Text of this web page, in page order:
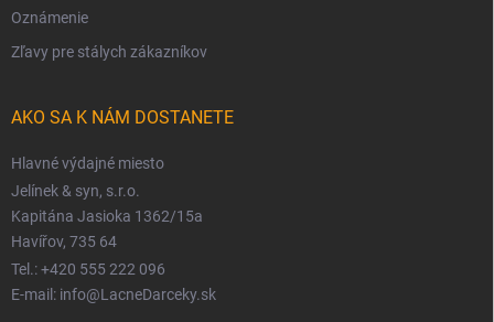
Oznámenie
Zľavy pre stálych zákazníkov
AKO SA K NÁM DOSTANETE
Hlavné výdajné miesto
Jelínek & syn, s.r.o.
Kapitána Jasioka 1362/15a
Havířov, 735 64
Tel.: +420 555 222 096
E-mail: info@LacneDarceky.sk